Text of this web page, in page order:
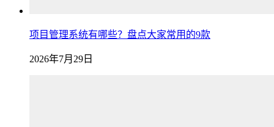
项目管理系统有哪些？盘点大家常用的9款
2026年7月29日